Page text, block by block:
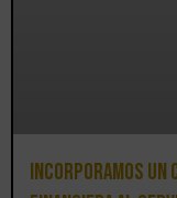
Incorporamos un